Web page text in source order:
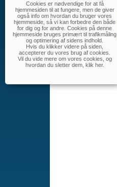
Cookies er nødvendige for at få
hjemmesiden til at fungere, men de giver
også info om hvordan du bruger vores
hjemmeside, så vi kan forbedre den både
for dig og for andre. Cookies på denne
hjemmeside bruges primært til trafikmåling
og optimering af sidens indhold.
Hvis du klikker videre på siden,
accepterer du vores brug af cookies.
Vil du vide mere om vores cookies, og
hvordan du sletter dem, klik her.